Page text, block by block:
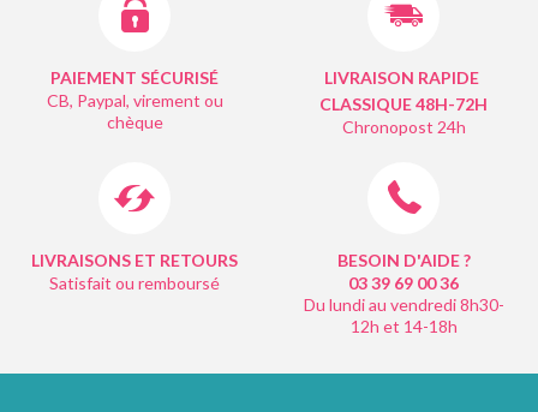
PAIEMENT SÉCURISÉ
CB, Paypal, virement ou
chèque
LIVRAISON RAPIDE
CLASSIQUE 48H-72H
Chronopost 24h
LIVRAISONS ET RETOURS
Satisfait ou remboursé
BESOIN D'AIDE ?
03 39 69 0036
Du lundi au vendredi 8h30-
12h et 14-18h